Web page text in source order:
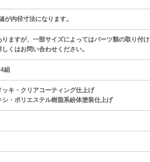
内径寸法になります。
ますが、一部サイズによってはパーツ類の取り付け
くはお問い合わせください。
組
キ・クリアコーティング仕上げ
・ポリエステル樹脂系紛体塗装仕上げ